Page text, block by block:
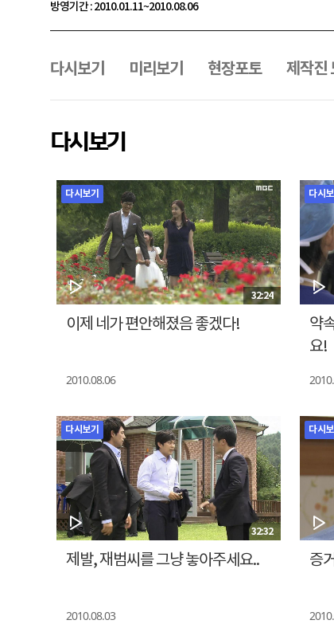
방영기간 : 2010.01.11~2010.08.06
다시보기 미리보기 현장포토 제작진
다시보기
다시보기
32:24
이제 네가 편안해졌음 좋겠다!
2010.08.06
다시보
약
요!
다시보기
32:32
제발, 재범씨를 그냥 놓아주세요..
2010.08.03
다시보
증